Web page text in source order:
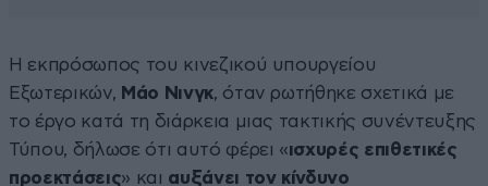
Η εκπρόσωπος του κινεζικού υπουργείου
Εξωτερικών, Μάο Νινγκ, όταν ρωτήθηκε σχετικά με
το έργο κατά τη διάρκεια μιας τακτικής συνέντευξης
Τύπου, δήλωσε ότι αυτό φέρει «ισχυρές επιθετικές
προεκτάσεις» και αυξάνει τον κίνδυνο